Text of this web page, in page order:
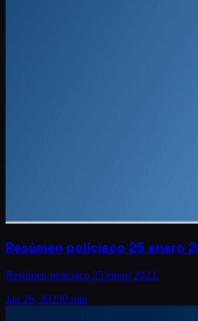
Resúmen policiaco 25 enero
Resúmen policiaco 25 enero 2023.
Jan 26, 20230 min